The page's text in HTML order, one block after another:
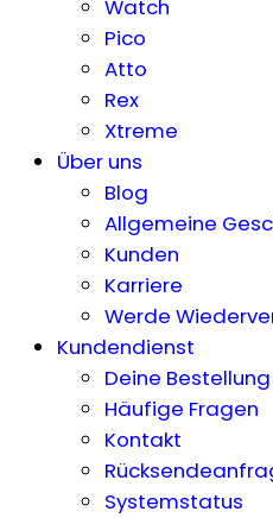
Watch
Pico
Atto
Rex
Xtreme
Über uns
Blog
Allgemeine
Kunden
Karriere
Werde
Kundendienst
Deine Bestellung
Häufige Fragen
Kontakt
Systemstatus